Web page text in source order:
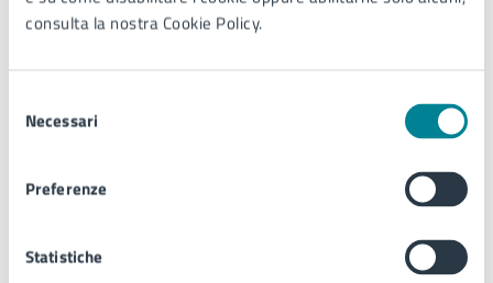
consulta la nostra Cookie Policy.
delNecessari
Preferenze
Statistiche
www.anvu.it